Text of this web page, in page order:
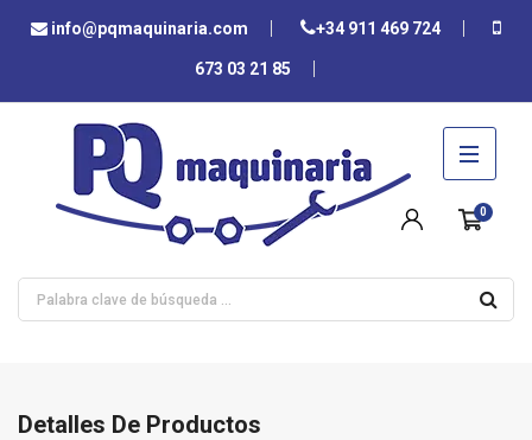
info@pqmaquinaria.com +34 911 469 724
673 03 21 85
0
Detalles De Productos